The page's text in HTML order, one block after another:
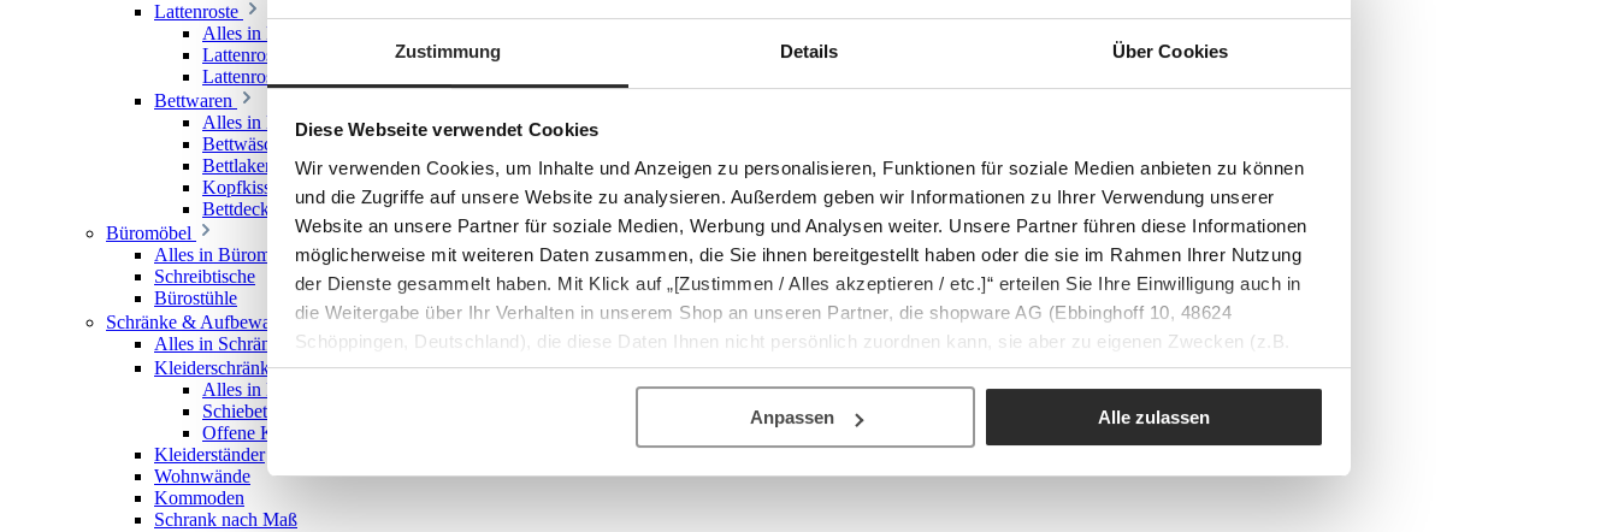
Zustimmung Details Über Cookies
Diese Webseite verwendet Cookies
Wir verwenden Cookies, um Inhalte und Anzeigen zu personalisieren, Funktionen für soziale Medien anbieten zu können
und die Zugriffe auf unsere Website zu analysieren. Außerdem geben wir Informationen zu Ihrer Verwendung unserer
Website an unsere Partner für soziale Medien, Werbung und Analysen weiter. Unsere Partner führen diese Informationen
möglicherweise mit weiteren Daten zusammen, die Sie ihnen bereitgestellt haben oder die sie im Rahmen Ihrer Nutzung
der Dienste gesammelt haben. Mit Klick auf „[Zustimmen / Alles akzeptieren / etc.]“ erteilen Sie Ihre Einwilligung auch in
die Weitergabe über Ihr Verhalten in unserem Shop an unseren Partner, die shopware AG (Ebbinghoff 10, 48624
Schöppingen, Deutschland), die diese Daten Ihnen nicht persönlich zuordnen kann, sie aber zu eigenen Zwecken (z.B.
Produktverbesserungen, Marktverhaltensanalysen) verarbeiten darf.
Anpassen Alle zulassen
Lattenroste
Alles in Lattenroste
Lattenroste starr
Lattenroste verstellbar
Bettwaren
Alles in Bettwaren
Bettwäsche
Bettlaken & Spannlaken
Kopfkissen
Bettdecken
Büromöbel
Alles in Büromöbel
Schreibtische
Bürostühle
Schränke & Aufbewahrung
Alles in Schränke & Aufbewahrung
Kleiderschränke
Alles in Kleiderschränke
Schiebetürenschränke
Offene Kleiderschränke
Kleiderständer
Wohnwände
Kommoden
Schrank nach Maß